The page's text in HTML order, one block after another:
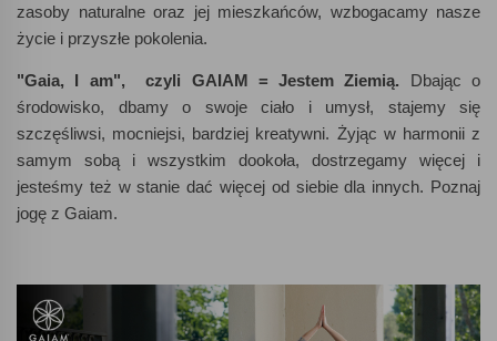
zasoby naturalne oraz jej mieszkańców, wzbogacamy nasze
życie i przyszłe pokolenia.
"Gaia, I am", czyli GAIAM = Jestem Ziemią. Dbając o
środowisko, dbamy o swoje ciało i umysł, stajemy się
szczęśliwsi, mocniejsi, bardziej kreatywni. Żyjąc w harmonii z
samym sobą i wszystkim dookoła, dostrzegamy więcej i
jesteśmy też w stanie dać więcej od siebie dla innych. Poznaj
jogę z Gaiam.